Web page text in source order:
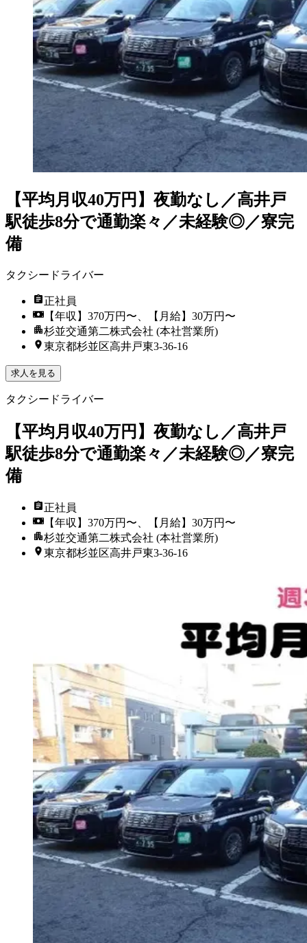
【平均月収40万円】夜勤なし／高井戸
駅徒歩8分で通勤楽々／未経験◎／寮完
備
タクシードライバー
正社員
【年収】370万円〜、【月給】30万円〜
杉並交通第二株式会社 (本社営業所)
東京都杉並区高井戸東3‐36‐16
求人を見る
タクシードライバー
【平均月収40万円】夜勤なし／高井戸
駅徒歩8分で通勤楽々／未経験◎／寮完
備
正社員
【年収】370万円〜、【月給】30万円〜
杉並交通第二株式会社 (本社営業所)
東京都杉並区高井戸東3‐36‐16